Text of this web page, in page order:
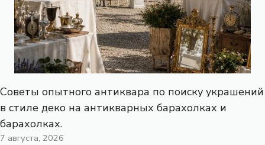
Советы опытного антиквара по поиску украшений
в стиле деко на антикварных барахолках и
барахолках.
7 августа, 2026